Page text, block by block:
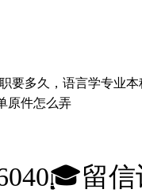
要多久，语言学专业
原件怎么弄
留